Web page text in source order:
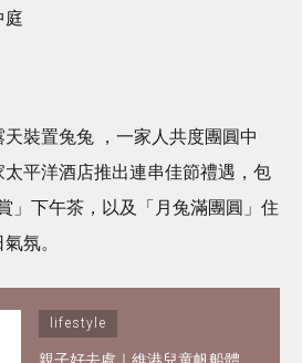
庭
裝置兔兔 ，一家人共度團圓中
平洋酒店推出連串佳節禮遇，包
」下午茶，以及「月兔滿團圓」住
氛。
lifestyle
親子好去處｜維港兒童帆船體